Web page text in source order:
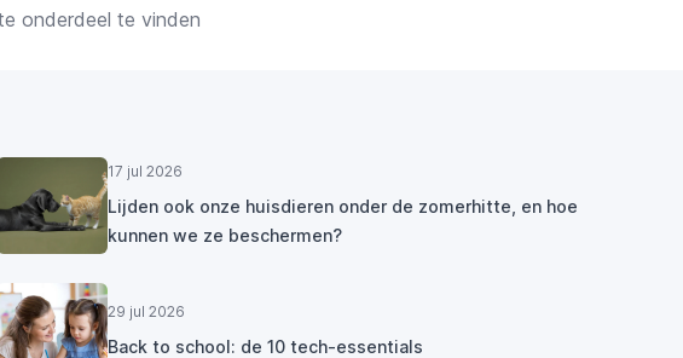
onderdeel te vinden
17 jul 2026
Lijden ook onze huisdieren onder de zomerhitte, en hoe
kunnen we ze beschermen?
29 jul 2026
Back to school: de 10 tech-essentials